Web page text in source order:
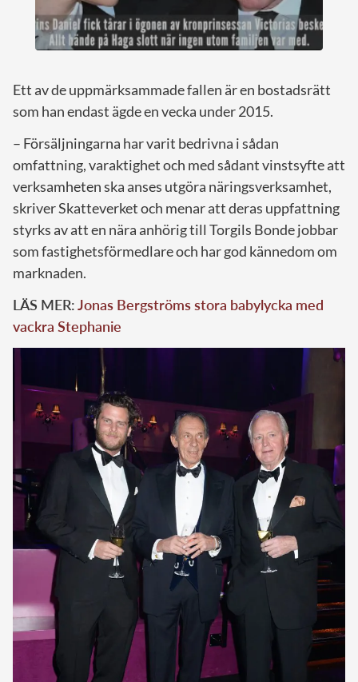
Ett av de uppmärksammade fallen är en bostadsrätt
som han endast ägde en vecka under 2015.
– Försäljningarna har varit bedrivna i sådan
omfattning, varaktighet och med sådant vinstsyfte att
verksamheten ska anses utgöra näringsverksamhet,
skriver Skatteverket och menar att deras uppfattning
styrks av att en nära anhörig till Torgils Bonde jobbar
som fastighetsförmedlare och har god kännedom om
marknaden.
LÄS MER:Jonas Bergströms stora babylycka med
vackra Stephanie